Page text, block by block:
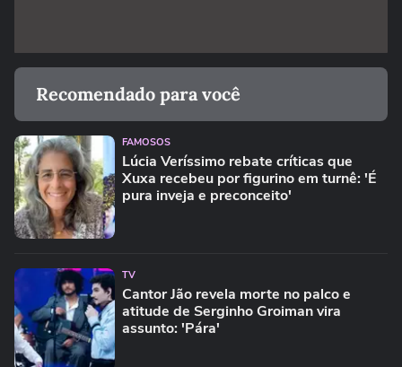
Recomendado para você
FAMOSOS
Lúcia Veríssimo rebate críticas que
Xuxa recebeu por figurino em turnê: 'É
pura inveja e preconceito'
TV
Cantor Jão revela morte no palco e
atitude de Serginho Groiman vira
assunto: 'Pára'